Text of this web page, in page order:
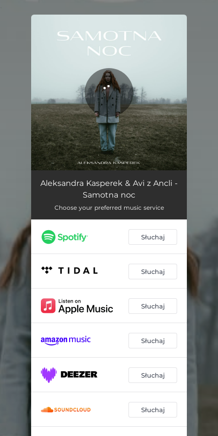
You're all set!
Samotna noc 02:48
Aleksandra Kasperek & Avi z Ancli -
Samotna noc
Choose your preferred music service
Słuchaj
Słuchaj
Słuchaj
Słuchaj
Słuchaj
Słuchaj